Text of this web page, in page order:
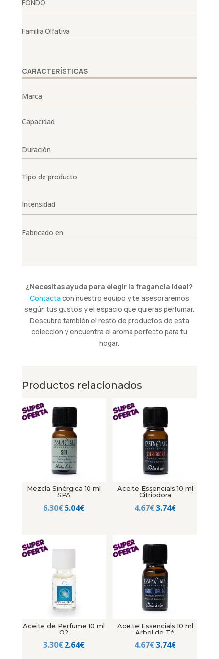
FONDO
Familia Olfativa
CARACTERÍSTICAS
Marca
Capacidad
Duración
Tipo de producto
Intensidad
Fabricado en
¿Necesitas ayuda para elegir la fragancia ideal?
Contacta con nuestro equipo y te asesoraremos
según tus gustos y el espacio que quieras perfumar.
Descubre también el resto de productos de esta
colección y encuentra el aroma perfecto para tu
hogar.
Productos relacionados
Mezcla Sinérgica 10 ml
SPA
6.30€El
5.04€El
Aceite Essencials 10 ml
Citriodora
4.67€El
era:
4.67€.
3.74€El
Aceite de Perfume 10 ml
O2
3.30€El
2.64€El
Aceite Essencials 10 ml
Arbol de Té
4.67€El
3.74€El